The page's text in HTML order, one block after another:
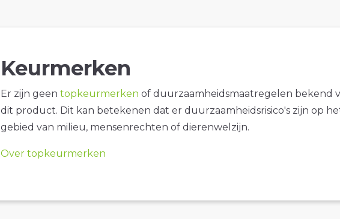
Keurmerken
Er zijn geen topkeurmerken of duurzaamheidsmaatregelen bekend
dit product. Dit kan betekenen dat er duurzaamheidsrisico's zijn op
gebied van milieu, mensenrechten of dierenwelzijn.
Over topkeurmerken